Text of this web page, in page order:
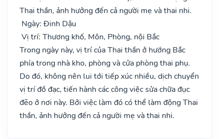
Thai thần, ảnh hưởng đến cả người mẹ và thai nhi.
Ngày: Đinh Dậu
Vị trí: Thương khố, Môn, Phòng, nội Bắc
Trong ngày này, vị trí của Thai thần ở hướng Bắc
phía trong nhà kho, phòng và cửa phòng thai phụ.
Do đó, không nên lui tới tiếp xúc nhiều, dịch chuyển
vị trí đồ đạc, tiến hành các công việc sửa chữa đục
đẽo ở nơi này. Bởi việc làm đó có thể làm động Thai
thần, ảnh hưởng đến cả người mẹ và thai nhi.